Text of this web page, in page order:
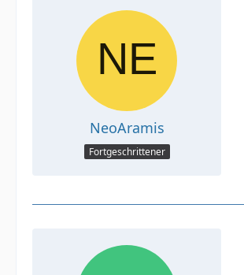
NeoAramis
Fortgeschrittener